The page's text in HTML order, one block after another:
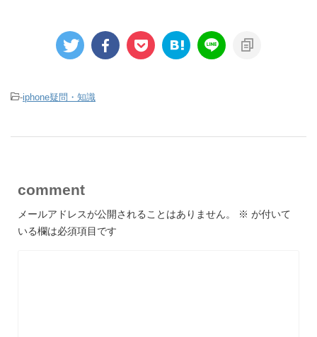
-iphone疑問・知識
comment
メールアドレスが公開されることはありません。 ※ が付いて
いる欄は必須項目です